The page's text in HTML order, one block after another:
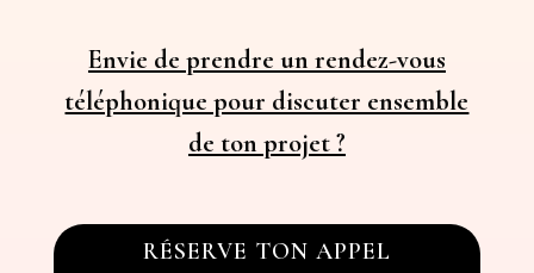
Envie de prendre un rendez-vous
téléphonique pour discuter ensemble
de ton projet ?
RÉSERVE TON APPEL